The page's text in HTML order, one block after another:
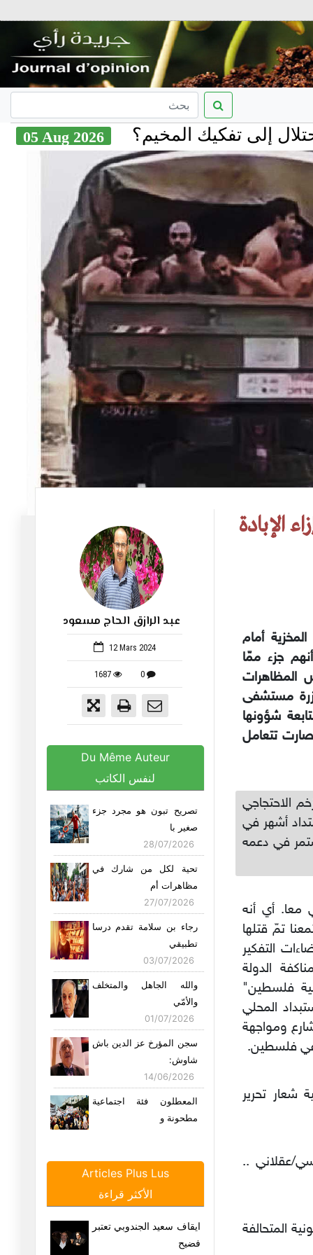
05 Aug 2026 تفكيك المخيم؟
عبد الرازق الحاج مسعود
12 Mars 2024
1687 0
Du Même Auteur
لنفس الكاتب
تصريح تبون هو مجرد جزء
صغير با
28/07/2026
تحية لكل من شارك في
مظاهرات أم
27/07/2026
رجاء بن سلامة تقدم درسا
تطبيقي
03/07/2026
والله الجاهل والمتخلف
والأمّي
01/07/2026
سجن المؤرخ عز الدين باش
شاوش:
14/06/2026
المعطلون فئة اجتماعية
مطحونة و
بعد حادثة الفيديو الذي
05/06/2026
22/05/2026
Articles Plus Lus
الأكثر قراءة
ايقاف سعيد الجندوبي تعتبر
فضيح
الإبادة
أمام
جزء ممّا
المظاهرات
مستشفى
شؤونها
تتعامل
الاحتجاجي
أشهر في
في دعمه
معا. أي أنه
تمّ قتلها
التفكير
الدولة
فلسطين"
المحلي
ومواجهة
في فلسطين.
شعار تحرير
عقلاني ..
المتحالفة